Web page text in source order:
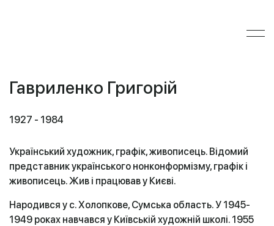
Гавриленко Григорій
1927 - 1984
Український художник, графік, живописець. Відомий
представник українського нонконформізму, графік і
живописець. Жив і працював у Києві.
Народився у с. Холопкове, Сумська область. У 1945-
1949 роках навчався у Київській художній школі. 1955